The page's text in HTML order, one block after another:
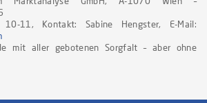
11, Kontakt: Sabine Hengster, E-Mail:
mit aller gebotenen Sorgfalt – aber ohne